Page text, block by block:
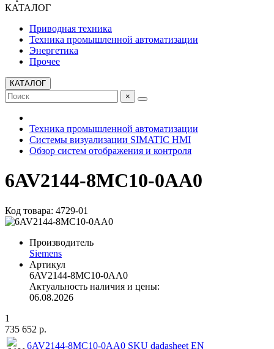
КАТАЛОГ
Приводная техника
Техника промышленной автоматизации
Энергетика
Прочее
КАТАЛОГ
×
Техника промышленной автоматизации
Системы визуализации SIMATIC HMI
Обзор систем отображения и контроля
6AV2144-8MC10-0AA0
Код товара: 4729-01
Производитель
Siemens
Артикул
6AV2144-8MC10-0AA0
Актуальность наличия и цены:
06.08.2026
1
735 652 р.
6AV2144-8MC10-0AA0 SKU dadasheet EN